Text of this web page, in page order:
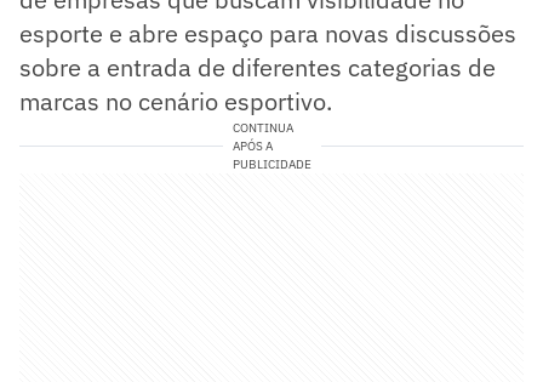
esporte e abre espaço para novas discussões
sobre a entrada de diferentes categorias de
marcas no cenário esportivo.
CONTINUA
APÓS A
PUBLICIDADE